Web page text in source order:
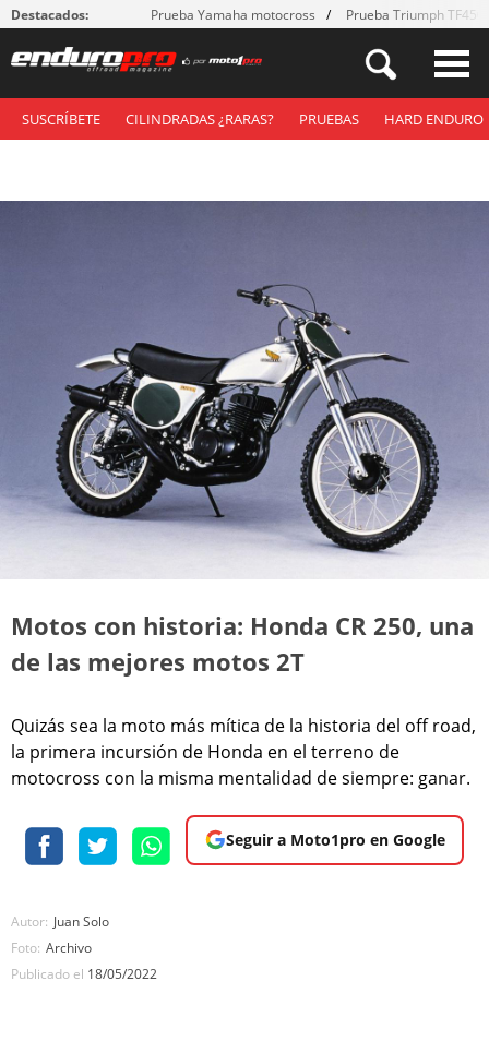
Destacados: Prueba Yamaha motocross Prueba Triumph
SUSCRÍBETE CILINDRADAS ¿RARAS? PRUEBAS HARD ENDURO
Motos con historia: Honda CR 250, una
de las mejores motos 2T
Quizás sea la moto más mítica de la historia del off road,
la primera incursión de Honda en el terreno de
motocross con la misma mentalidad de siempre: ganar.
Seguir a Moto1pro en Google
Autor: Juan Solo
Foto: Archivo
Publicado el 18/05/2022